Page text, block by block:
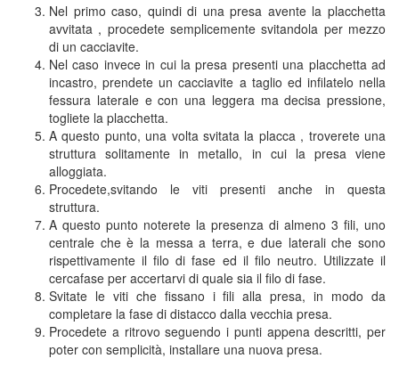
Nel primo caso, quindi di una presa avente la placchetta
avvitata , procedete semplicemente svitandola per mezzo
di un cacciavite.
Nel caso invece in cui la presa presenti una placchetta ad
incastro, prendete un cacciavite a taglio ed infilatelo nella
fessura laterale e con una leggera ma decisa pressione,
togliete la placchetta.
A questo punto, una volta svitata la placca , troverete una
struttura solitamente in metallo, in cui la presa viene
alloggiata.
Procedete,svitando le viti presenti anche in questa
struttura.
A questo punto noterete la presenza di almeno 3 fili, uno
centrale che è la messa a terra, e due laterali che sono
rispettivamente il filo di fase ed il filo neutro. Utilizzate il
cercafase per accertarvi di quale sia il filo di fase.
Svitate le viti che fissano i fili alla presa, in modo da
completare la fase di distacco dalla vecchia presa.
Procedete a ritrovo seguendo i punti appena descritti, per
poter con semplicità, installare una nuova presa.